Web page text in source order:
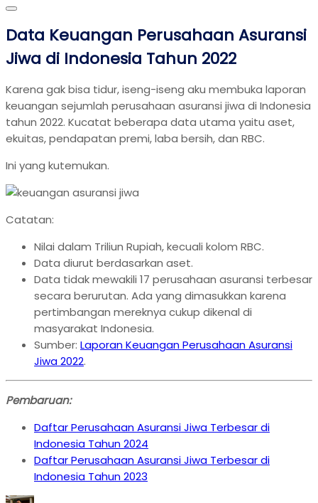
Data Keuangan Perusahaan Asuransi
Jiwa di Indonesia Tahun 2022
Karena gak bisa tidur, iseng-iseng aku membuka laporan
keuangan sejumlah perusahaan asuransi jiwa di Indonesia
tahun 2022. Kucatat beberapa data utama yaitu aset,
ekuitas, pendapatan premi, laba bersih, dan RBC.
Ini yang kutemukan.
Catatan:
Nilai dalam Triliun Rupiah, kecuali kolom RBC.
Data diurut berdasarkan aset.
Data tidak mewakili 17 perusahaan asuransi terbesar
secara berurutan. Ada yang dimasukkan karena
pertimbangan mereknya cukup dikenal di
masyarakat Indonesia.
Sumber: Laporan Keuangan Perusahaan Asuransi
Jiwa 2022.
Pembaruan:
Daftar Perusahaan Asuransi Jiwa Terbesar di
Indonesia Tahun 2024
Daftar Perusahaan Asuransi Jiwa Terbesar di
Indonesia Tahun 2023